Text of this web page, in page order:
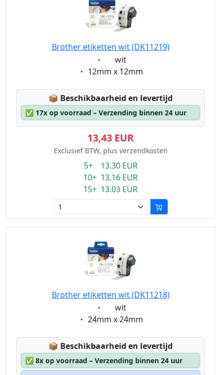
Brother etiketten wit (DK11219)
Eigenschaft:
wit
Eigenschaft:
12mm x 12mm
📦 Lagerstatus:
Beschikbaarheid en levertijd
✅ 17x op voorraad – Verzending binnen 24 uur
13,43 EUR
Exclusief BTW, plus verzendkosten
5+ 13.30 EUR
10+ 13.16 EUR
15+ 13.03 EUR
Brother etiketten wit (DK11218)
Eigenschaft:
wit
Eigenschaft:
24mm x 24mm
📦 Lagerstatus:
Beschikbaarheid en levertijd
✅ 8x op voorraad – Verzending binnen 24 uur